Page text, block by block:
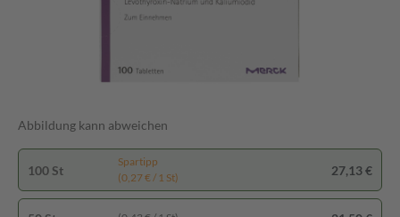
Abbildung kann abweichen
100 St
Spartipp
(0,27 € / 1 St)
27,13 €